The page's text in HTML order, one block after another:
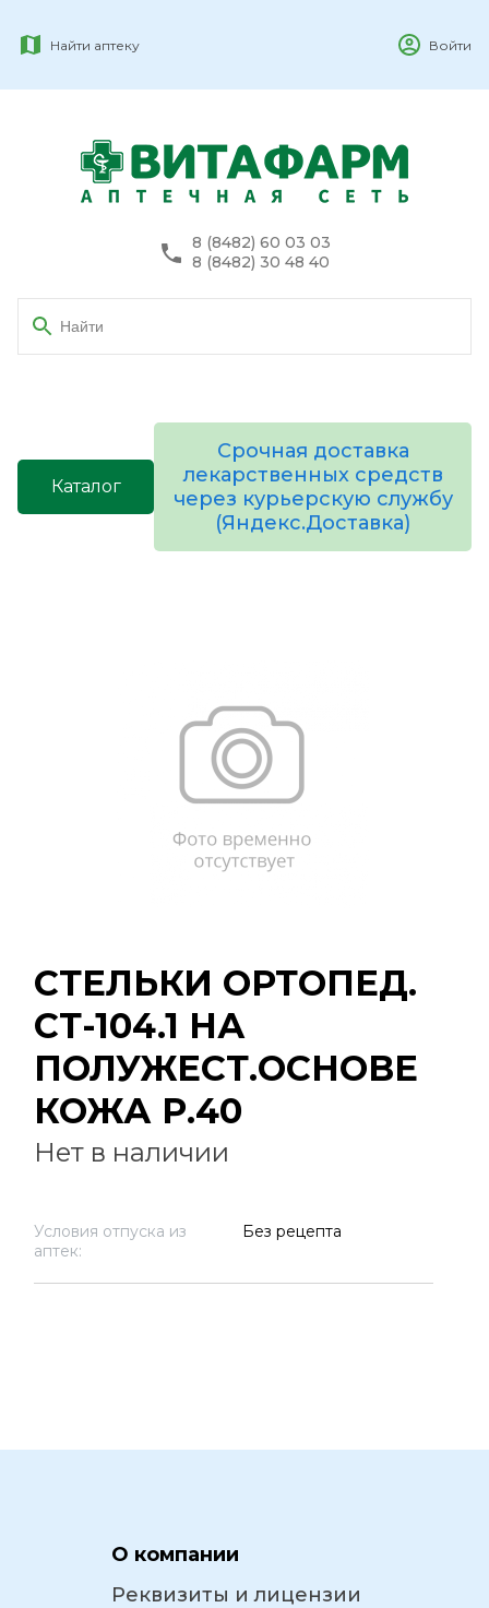
Найти аптеку Войти
8 (8482) 60 03 03
8 (8482) 30 48 40
Каталог
Срочная доставка
лекарственных средств
через курьерскую службу
(Яндекс.Доставка)
СТЕЛЬКИ ОРТОПЕД.
СТ-104.1 НА
ПОЛУЖЕСТ.ОСНОВЕ
КОЖА Р.40
Нет в наличии
Условия отпуска из
аптек:
Без рецепта
О компании
Реквизиты и лицензии